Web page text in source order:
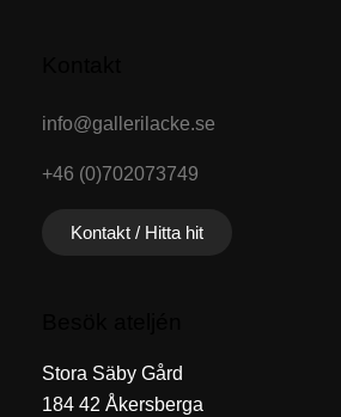
info@gallerilacke.se
+46 (0)702073749
Kontakt / Hitta hit
Stora Säby Gård
184 42 Åkersberga